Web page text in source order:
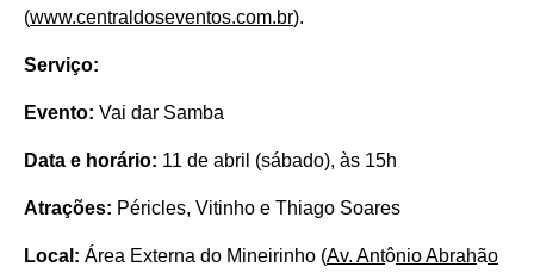
(www.centraldoseventos.com.br).
Serviço:
Evento: Vai dar Samba
Data e horário: 11 de abril (sábado), às 15h
Atrações: Péricles, Vitinho e Thiago Soares
Local: Área Externa do Mineirinho (Av. Antônio Abrahão